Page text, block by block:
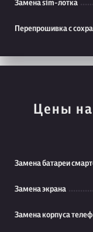
Замена sim-лотка
Перепрошивка с
Цены
Замена батареи
Замена экрана
Замена корпуса